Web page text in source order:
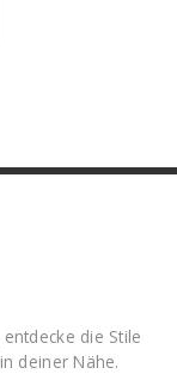
die Stile
deiner Nähe.